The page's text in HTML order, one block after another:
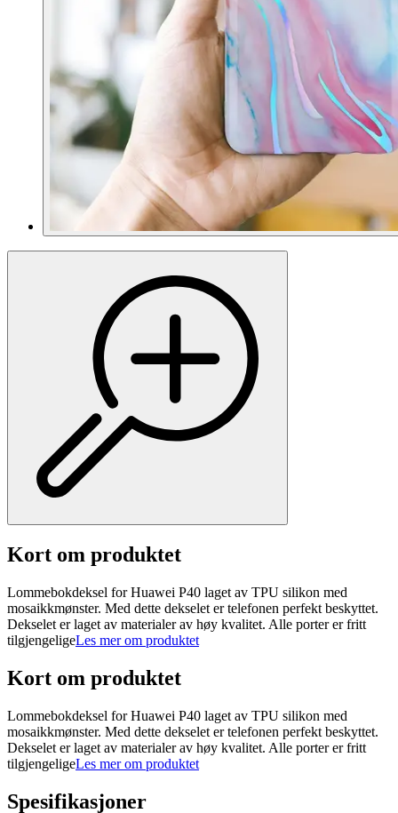
Kort om produktet
Lommebokdeksel for Huawei P40 laget av TPU silikon med
mosaikkmønster. Med dette dekselet er telefonen perfekt beskyttet.
Dekselet er laget av materialer av høy kvalitet. Alle porter er fritt
tilgjengeligeLes mer om produktet
Kort om produktet
Lommebokdeksel for Huawei P40 laget av TPU silikon med
mosaikkmønster. Med dette dekselet er telefonen perfekt beskyttet.
Dekselet er laget av materialer av høy kvalitet. Alle porter er fritt
tilgjengeligeLes mer om produktet
Spesifikasjoner